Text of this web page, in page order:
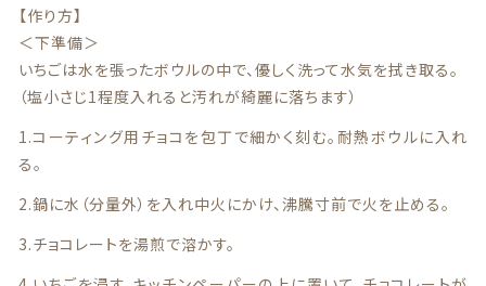
【作り方】
＜下準備＞
いちごは水を張ったボウルの中で、優しく洗って水気を拭き取る。
（塩小さじ1程度入れると汚れが綺麗に落ちます）
1.コーティング用チョコを包丁で細かく刻む。耐熱ボウルに入れ
る。
2.鍋に水（分量外）を入れ中火にかけ、沸騰寸前で火を止める。
3.チョコレートを湯煎で溶かす。
看板犬こうめ YouTube
808青果店 公式YouTube